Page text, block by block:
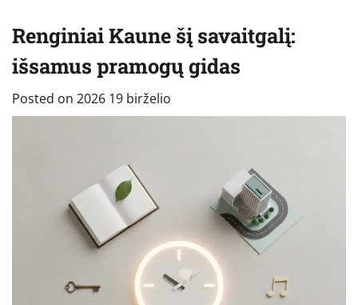
Renginiai Kaune šį savaitgalį:
išsamus pramogų gidas
Posted on 2026 19 birželio